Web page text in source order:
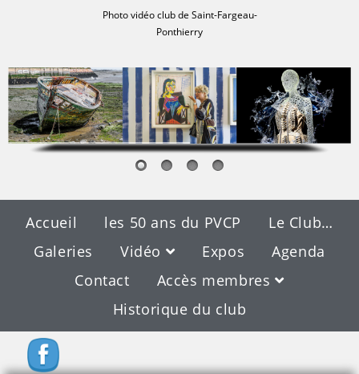
Photo vidéo club de Saint-Fargeau-
Ponthierry
Accueil les 50 ans du PVCP
Le Club…
Galeries
Vidéo Expos
Agenda
Contact
Accès membres
Historique du club